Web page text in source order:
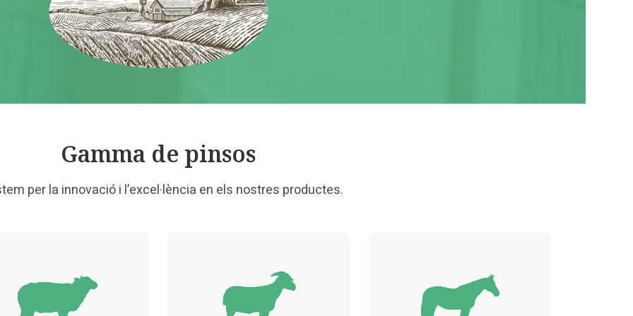
Gamma de pinsos
per la innovació i l’excel·lència en els nostres productes.